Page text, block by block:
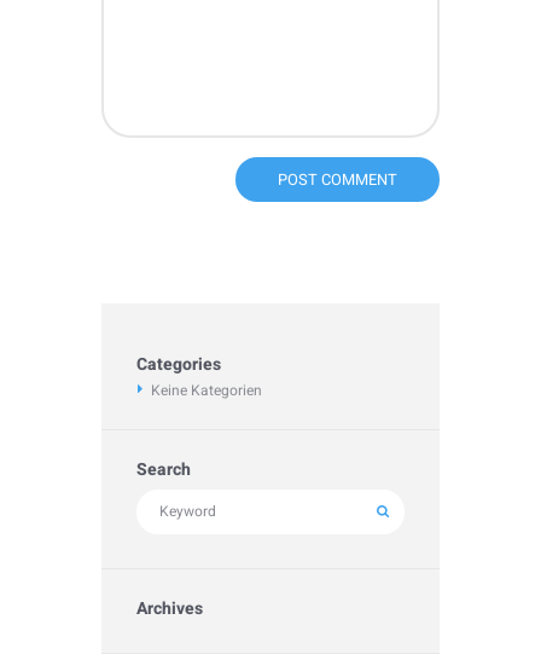
Categories
Keine Kategorien
Search
Archives